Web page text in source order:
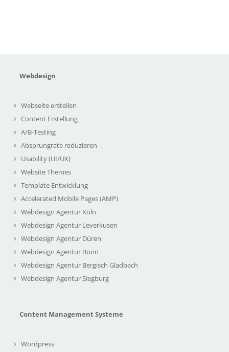
Webdesign
Webseite erstellen
Content Erstellung
A/B-Testing
Absprungrate reduzieren
Usability (UI/UX)
Website Themes
Template Entwicklung
Accelerated Mobile Pages (AMP)
Webdesign Agentur Köln
Webdesign Agentur Leverkusen
Webdesign Agentur Düren
Webdesign Agentur Bonn
Webdesign Agentur Bergisch Gladbach
Webdesign Agentur Siegburg
Content Management Systeme
Wordpress